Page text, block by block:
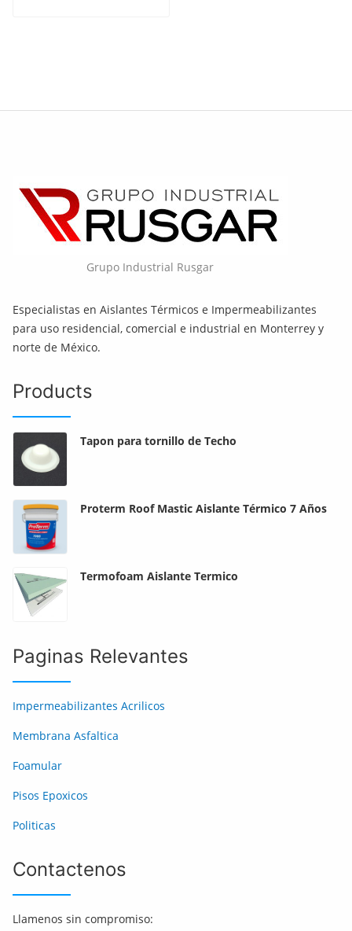
Grupo Industrial Rusgar
Especialistas en Aislantes Térmicos e Impermeabilizantes
para uso residencial, comercial e industrial en Monterrey y
norte de México.
Products
Tapon para tornillo de Techo
Proterm Roof Mastic Aislante Térmico 7 Años
Termofoam Aislante Termico
Paginas Relevantes
Impermeabilizantes Acrilicos
Membrana Asfaltica
Foamular
Pisos Epoxicos
Politicas
Contactenos
Llamenos sin compromiso: